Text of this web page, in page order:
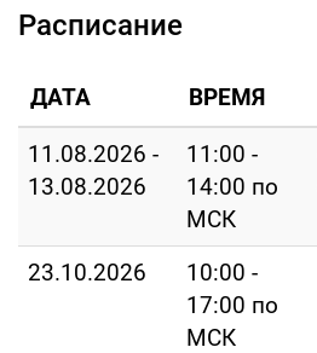
Расписание
ДАТА ВРЕМЯ
11.08.2026 -
13.08.2026
11:00 -
14:00 по
МСК
23.10.2026
10:00 -
17:00 по
МСК